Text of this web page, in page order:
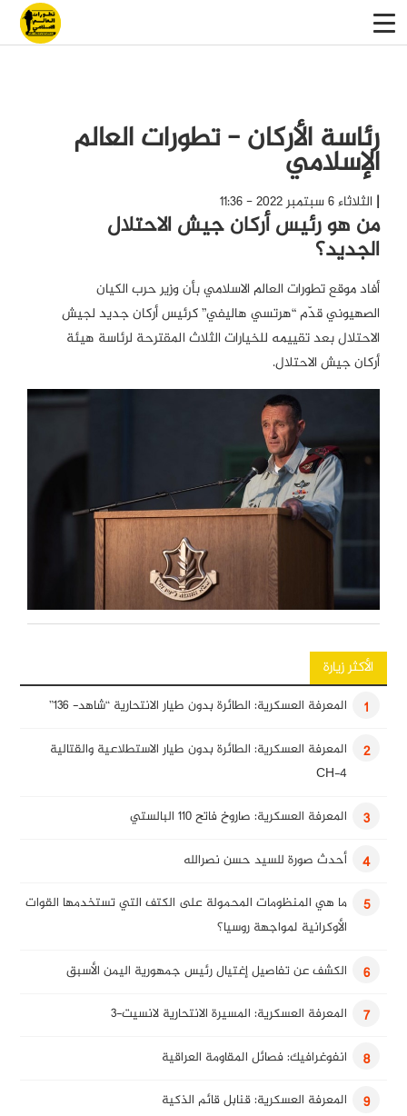
رئاسة الأركان - تطورات العالم
الإسلامي
الثلاثاء 6 سبتمبر 2022 - 11:36
من هو رئيس أركان جيش الاحتلال
الجديد؟
أفاد موقع تطورات العالم الاسلامي بأن وزير حرب الكيان
الصهيوني قدّم “هرتسي هاليفي” كرئيس أركان جديد لجيش
الاحتلال بعد تقييمه للخيارات الثلاث المقترحة لرئاسة هيئة
أركان جيش الاحتلال.
الأكثر زيارة
1
المعرفة العسكرية: الطائرة بدون طيار الانتحارية “شاهد- 136”
2
المعرفة العسكرية: الطائرة بدون طيار الاستطلاعية والقتالية
CH-4
3 المعرفة العسكرية: صاروخ فاتح 110 البالستي
4 أحدث صورة للسيد حسن نصرالله
5
ما هي المنظومات المحمولة على الكتف التي تستخدمها القوات
الأوكرانية لمواجهة روسيا؟
6 الكشف عن تفاصيل إغتيال رئيس جمهورية اليمن الأسبق
7 المعرفة العسكرية: المسيرة الانتحارية لانسيت-3
8 انفوغرافيك: فصائل المقاومة العراقية
9 المعرفة العسكرية: قنابل قائم الذكية